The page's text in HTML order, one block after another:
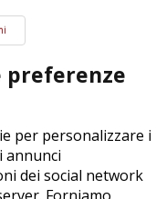
preferenze
per personalizzare i
annunci
dei social network
(BS) - P. Iva:
byDynDevice